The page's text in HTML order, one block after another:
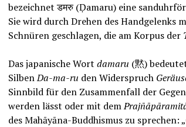
bezeichnet डमरु (Ḍamaru) eine
Sie wird durch Drehen des Handgelenks
Schnüren geschlagen, die am Korpus der
Das japanische Wort damaru (黙)
SilbenDa-ma-ru den Widerspruch
Sinnbild für den Zusammenfall der
werden lässt oder mit dem
des Mahāyāna-Buddhismus zu sprechen: